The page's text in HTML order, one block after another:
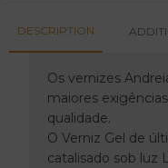
DESCRIPTION
Os vernizes
maiores
qualidade.
O Verniz Gel de
catalisado sob luz